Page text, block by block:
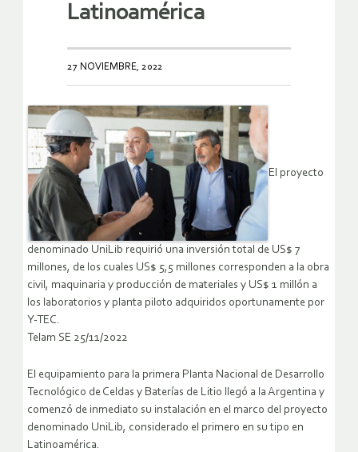
Latinoamérica
27 NOVIEMBRE, 2022
El proyecto
denominado UniLib requirió una inversión total de US$ 7
millones, de los cuales US$ 5,5 millones corresponden a la obra
civil, maquinaria y producción de materiales y US$ 1 millón a
los laboratorios y planta piloto adquiridos oportunamente por
Y-TEC.
Telam SE 25/11/2022
El equipamiento para la primera Planta Nacional de Desarrollo
Tecnológico de Celdas y Baterías de Litio llegó a la Argentina y
comenzó de inmediato su instalación en el marco del proyecto
denominado UniLib, considerado el primero en su tipo en
Latinoamérica.